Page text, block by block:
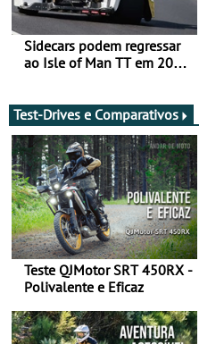
Sidecars podem regressar
ao Isle of Man TT em 2027
Test-Drives e Comparativos
Teste QJMotor SRT 450RX -
Polivalente e Eficaz